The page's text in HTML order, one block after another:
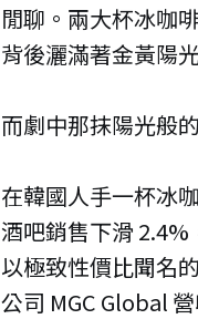
閒聊。兩大杯冰咖
背後灑滿著金黃陽
而劇中那抹陽光般
在韓國人手一杯冰
酒吧銷售下滑
以極致性價比聞名
公司 MGC Global